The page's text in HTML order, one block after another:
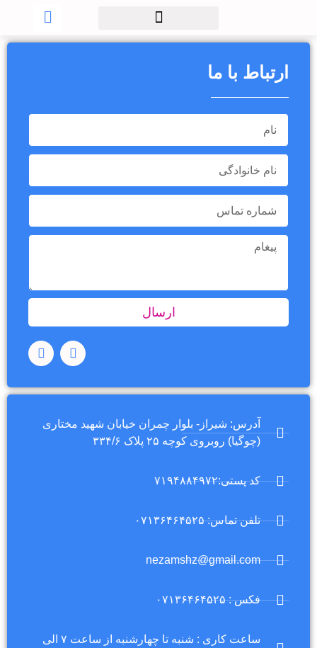
ارتباط با ما
ارسال
آدرس: شیراز- بلوار چمران خیابان شهید مختاری
(چوگیا) روبروی کوچه ۲۵ پلاک ۳۳۴/۶
کد پستی:۷۱۹۴۸۸۴۹۷۲
تلفن تماس: ۰۷۱۳۶۴۶۴۵۲۵
nezamshz@gmail.com
فکس : ۰۷۱۳۶۴۶۴۵۲۵
ساعت کاری : شنبه تا چهارشنبه از ساعت ۷ الی